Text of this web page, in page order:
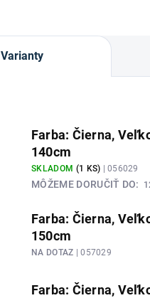
Varianty
Farba: Čierna,
140cm
SKLADOM (1 KS) | 056029
MÔŽEME DORUČIŤ DO:
Farba: Čierna,
150cm
NA DOTAZ | 057029
Farba: Čierna,